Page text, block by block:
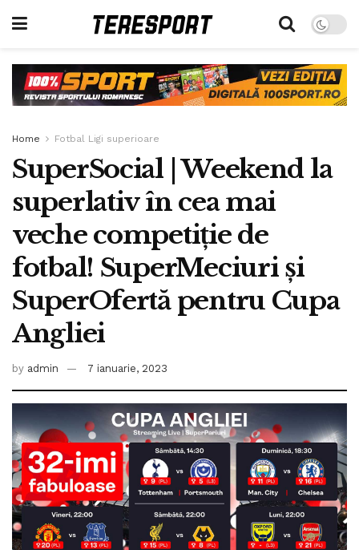
Home Fotbal Ligi superioare
SuperSocial | Weekend la
superlativ în cea mai
veche competiție de
fotbal! SuperMeciuri și
SuperOfertă pentru Cupa
Angliei
by admin 7 ianuarie, 2023